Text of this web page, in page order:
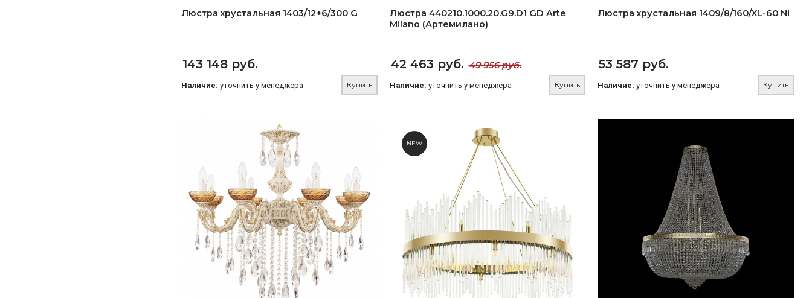
Люстра хрустальная 1403/12+6/300 G
143 148 руб.
Наличие: уточнить у менеджера Купить
Люстра 440210.1000.20.G9.D1 GD Arte
Milano (Артемилано)
42 463 руб. 49 956 руб.
Наличие: уточнить у менеджера Купить
Люстра хрустальная 1409/8/160/XL-60 Ni
53 587 руб.
Наличие: уточнить у менеджера Купить
NEW